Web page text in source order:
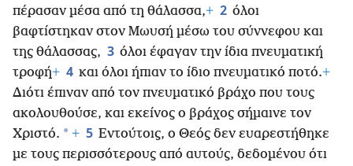
πέρασαν μέσα από τη θάλασσα,+ 2 όλοι
βαφτίστηκαν στον Μωυσή μέσω του σύννεφου και
της θάλασσας, 3 όλοι έφαγαν την ίδια πνευματική
τροφή+ 4 και όλοι ήπιαν το ίδιο πνευματικό ποτό.+
Διότι έπιναν από τον πνευματικό βράχο που τους
ακολουθούσε, και εκείνος ο βράχος σήμαινε τον
Χριστό. * + 5 Εντούτοις, ο Θεός δεν ευαρεστήθηκε
με τους περισσότερους από αυτούς, δεδομένου ότι